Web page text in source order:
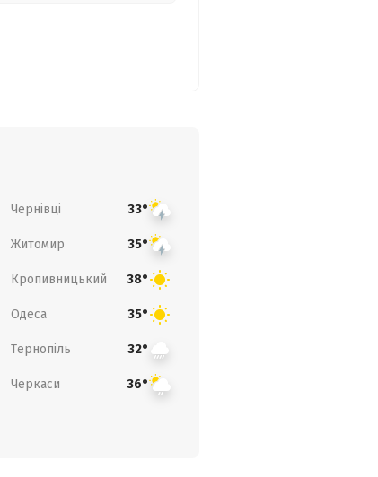
Чернівці 33°
Житомир 35°
Кропивницький 38°
Одеса 35°
Тернопіль 32°
Черкаси 36°